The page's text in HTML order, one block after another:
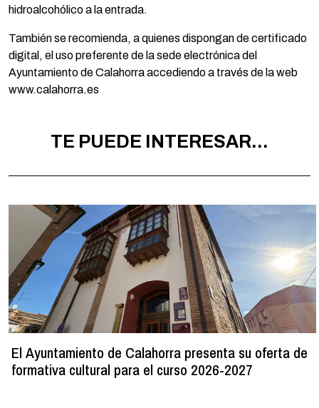
hidroalcohólico a la entrada.
También se recomienda, a quienes dispongan de certificado
digital, el uso preferente de la sede electrónica del
Ayuntamiento de Calahorra accediendo a través de la web
www.calahorra.es
TE PUEDE INTERESAR...
El Ayuntamiento de Calahorra presenta su oferta de
formativa cultural para el curso 2026-2027